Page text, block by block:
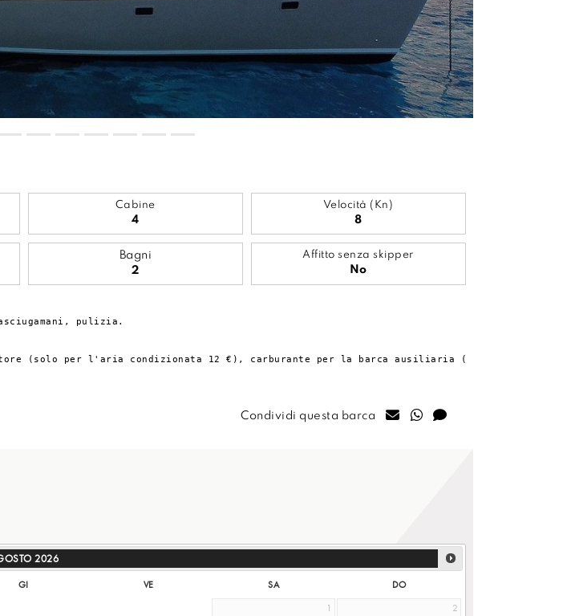
Cabine
4
Velocità (Kn)
8
Bagni
2
Affitto senza skipper
No
pulizia.
(solo per l'aria condizionata 12 €), carburante per la barca ausiliaria (10 €).
Condividi questa barca
2026
GI VE SA
DO
1
2